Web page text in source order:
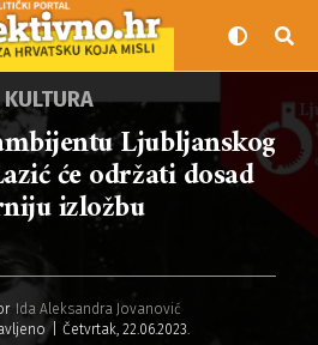
KULTURA
Ljubljanskog
će održati dosad
izložbu
Ida Aleksandra Jovanović
Četvrtak, 22.06.2023.